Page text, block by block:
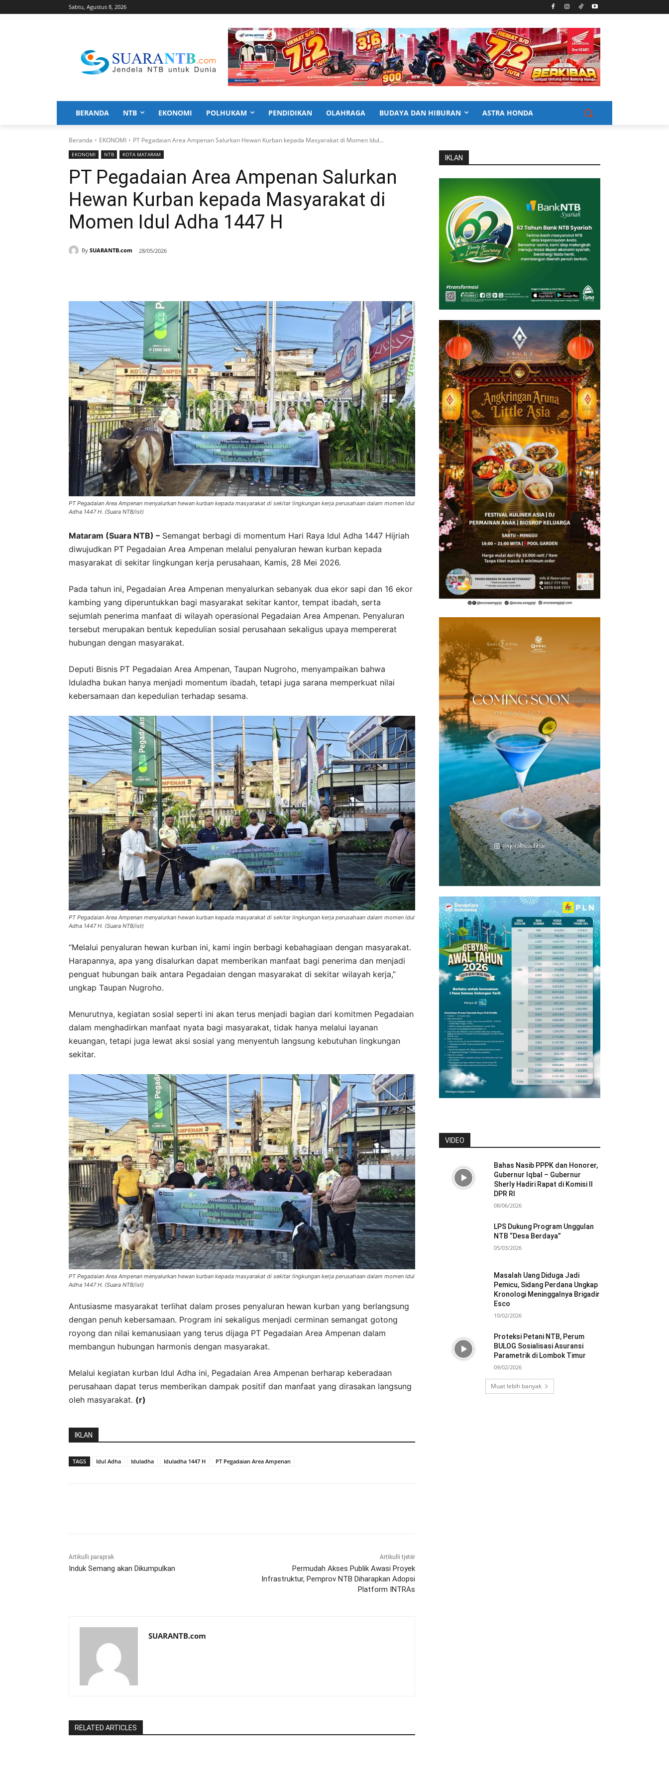
Sabtu, Agustus 8, 2026
BERANDA NTB EKONOMI POLHUKAM PENDIDIKAN OLAHRAGA BUDAYA DAN HIBURAN ASTRA HONDA
Beranda EKONOMI PT Pegadaian Area Ampenan Salurkan Hewan Kurban kepada Masyarakat di Momen Idul...
EKONOMI NTB KOTA MATARAM
PT Pegadaian Area Ampenan Salurkan
Hewan Kurban kepada Masyarakat di
Momen Idul Adha 1447 H
By SUARANTB.com 28/05/2026
PT Pegadaian Area Ampenan menyalurkan hewan kurban kepada masyarakat di sekitar lingkungan kerja perusahaan dalam momen Idul
Adha 1447 H. (Suara NTB/ist)
Mataram (Suara NTB) – Semangat berbagi di momentum Hari Raya Idul Adha 1447 Hijriah
diwujudkan PT Pegadaian Area Ampenan melalui penyaluran hewan kurban kepada
masyarakat di sekitar lingkungan kerja perusahaan, Kamis, 28 Mei 2026.
Pada tahun ini, Pegadaian Area Ampenan menyalurkan sebanyak dua ekor sapi dan 16 ekor
kambing yang diperuntukkan bagi masyarakat sekitar kantor, tempat ibadah, serta
sejumlah penerima manfaat di wilayah operasional Pegadaian Area Ampenan. Penyaluran
tersebut merupakan bentuk kepedulian sosial perusahaan sekaligus upaya mempererat
hubungan dengan masyarakat.
Deputi Bisnis PT Pegadaian Area Ampenan, Taupan Nugroho, menyampaikan bahwa
Iduladha bukan hanya menjadi momentum ibadah, tetapi juga sarana memperkuat nilai
kebersamaan dan kepedulian terhadap sesama.
PT Pegadaian Area Ampenan menyalurkan hewan kurban kepada masyarakat di sekitar lingkungan kerja perusahaan dalam momen Idul
Adha 1447 H. (Suara NTB/ist)
“Melalui penyaluran hewan kurban ini, kami ingin berbagi kebahagiaan dengan masyarakat.
Harapannya, apa yang disalurkan dapat memberikan manfaat bagi penerima dan menjadi
penguat hubungan baik antara Pegadaian dengan masyarakat di sekitar wilayah kerja,”
ungkap Taupan Nugroho.
Menurutnya, kegiatan sosial seperti ini akan terus menjadi bagian dari komitmen Pegadaian
dalam menghadirkan manfaat nyata bagi masyarakat, tidak hanya melalui layanan
keuangan, tetapi juga lewat aksi sosial yang menyentuh langsung kebutuhan lingkungan
sekitar.
PT Pegadaian Area Ampenan menyalurkan hewan kurban kepada masyarakat di sekitar lingkungan kerja perusahaan dalam momen Idul
Adha 1447 H. (Suara NTB/ist)
Antusiasme masyarakat terlihat dalam proses penyaluran hewan kurban yang berlangsung
dengan penuh kebersamaan. Program ini sekaligus menjadi cerminan semangat gotong
royong dan nilai kemanusiaan yang terus dijaga PT Pegadaian Area Ampenan dalam
membangun hubungan harmonis dengan masyarakat.
Melalui kegiatan kurban Idul Adha ini, Pegadaian Area Ampenan berharap keberadaan
perusahaan dapat terus memberikan dampak positif dan manfaat yang dirasakan langsung
oleh masyarakat. (r)
IKLAN
TAGS Idul Adha Iduladha Iduladha 1447 H PT Pegadaian Area Ampenan
Artikulli paraprak
Induk Semang akan Dikumpulkan
Artikulli tjetër
Permudah Akses Publik Awasi Proyek
Infrastruktur, Pemprov NTB Diharapkan Adopsi
Platform INTRAs
SUARANTB.com
RELATED ARTICLES
IKLAN
VIDEO
Bahas Nasib PPPK dan Honorer,
Gubernur Iqbal – Gubernur
Sherly Hadiri Rapat di Komisi II
DPR RI
08/06/2026
LPS Dukung Program Unggulan
NTB “Desa Berdaya”
05/03/2026
Masalah Uang Diduga Jadi
Pemicu, Sidang Perdana Ungkap
Kronologi Meninggalnya Brigadir
Esco
10/02/2026
Proteksi Petani NTB, Perum
BULOG Sosialisasi Asuransi
Parametrik di Lombok Timur
09/02/2026
Muat lebih banyak